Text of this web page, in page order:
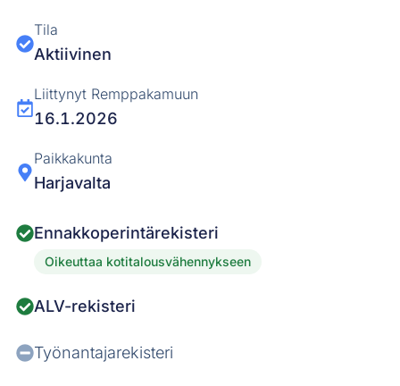
Tila
Aktiivinen
Liittynyt Remppakamuun
16.1.2026
Paikkakunta
Harjavalta
Ennakkoperintärekisteri
Oikeuttaa kotitalousvähennykseen
ALV-rekisteri
Työnantajarekisteri